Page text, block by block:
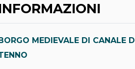
BORGO MEDIEVALE DI CANALE DI